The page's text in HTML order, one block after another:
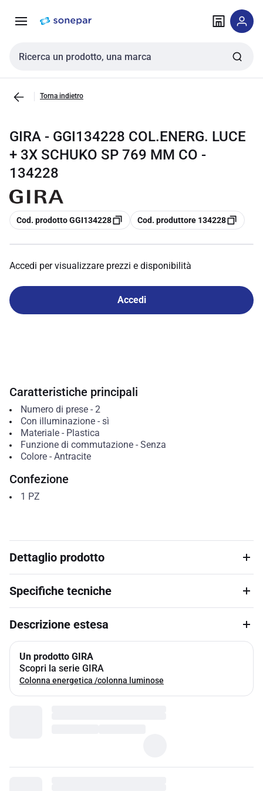
navigazione alla
Cerca input
Torna indietro
GIRA - GGI134228 COL.ENERG. LUCE
+ 3X SCHUKO SP 769 MM CO -
134228
copia
Cod. prodotto GGI134228 copia
Cod. produttore 134228
Accedi per visualizzare prezzi e disponibilità
Accedi
Caratteristiche principali
Numero di prese- 2
Con illuminazione- sì
Materiale- Plastica
Funzione di commutazione- Senza
Colore- Antracite
Confezione
1 PZ
Dettaglio prodotto
Specifiche tecniche
Descrizione estesa
Un prodotto GIRA
Scopri la serie GIRA
Colonna energetica /colonna luminose